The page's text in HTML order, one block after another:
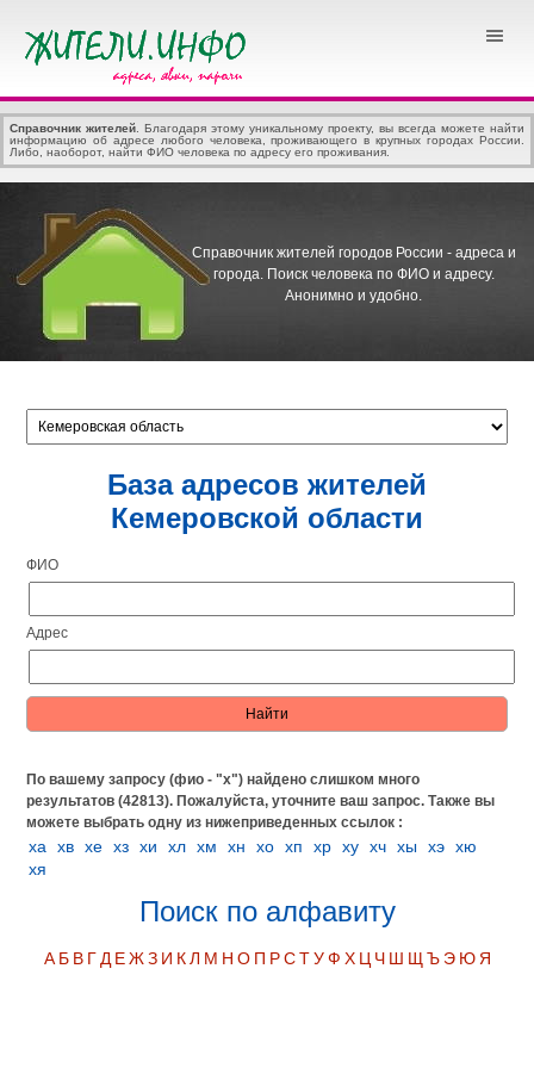
Справочник жителей . Благодаря этому уникальному проекту, вы всегда можете найти
информацию об адресе любого человека, проживающего в крупных городах России.
Либо, наоборот, найти ФИО человека по адресу его проживания.
Справочник жителей городов России - адреса и
города. Поиск человека по ФИО и адресу.
Анонимно и удобно.
База адресов жителей
Кемеровской области
ФИО
Адрес
По вашему запросу (фио - "х") найдено слишком много
результатов (42813). Пожалуйста, уточните ваш запрос.Также вы
можете выбрать одну из нижеприведенных ссылок :
ха хв хе хз хи хл хм хн хо хп хр ху хч хы хэ хю
хя
Поиск по алфавиту
А Б В Г Д Е Ж З И К Л М Н О П Р С Т У Ф Х Ц Ч Ш Щ Ъ Э Ю Я